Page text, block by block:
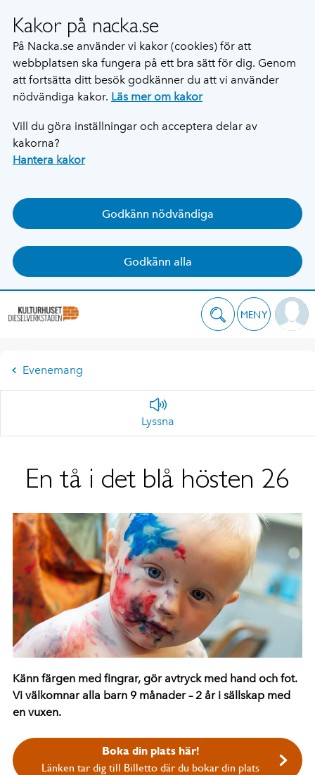
Kakor på nacka.se
På Nacka.se använder vi kakor (cookies) för att
webbplatsen ska fungera på ett bra sätt för dig. Genom
att fortsätta ditt besök godkänner du att vi använder
nödvändiga kakor. Läs mer om kakor
Vill du göra inställningar och acceptera delar av
kakorna?
Hantera kakor
Godkänn nödvändiga
Godkänn alla
MENY
Evenemang
Lyssna
En tå i det blå hösten 26
Känn färgen med fingrar, gör avtryck med hand och fot.
Vi välkomnar alla barn 9 månader – 2 år i sällskap med
en vuxen.
Boka din plats här!
Länken tar dig till Billetto där du bokar din plats